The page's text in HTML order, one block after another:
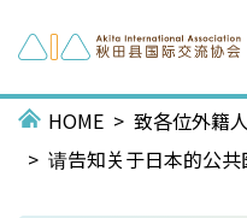
HOME 致各位外籍
请告知关于日本的公共